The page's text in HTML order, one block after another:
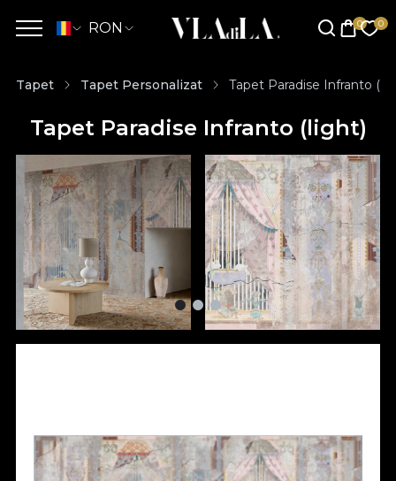
RON
Tapet Tapet Personalizat Tapet Paradise Infranto
Tapet Paradise Infranto (light)